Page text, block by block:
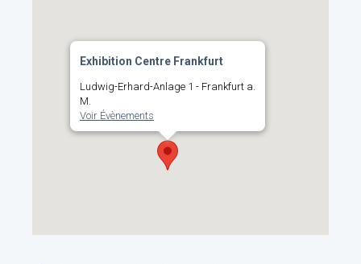
Exhibition Centre Frankfurt
Ludwig-Erhard-Anlage 1 - Frankfurt a.
M.
Voir Évènements